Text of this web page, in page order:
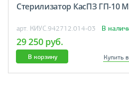
Стерилизатор КасПЗ ГП-10
арт. КИУС.942712.014-03 В
29 250 руб.
В корзину Купить